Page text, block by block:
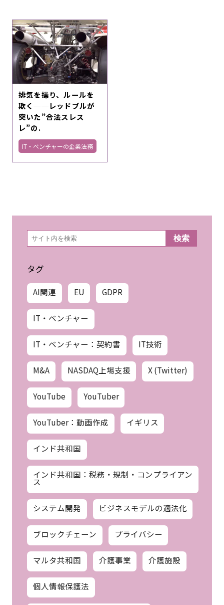
排気を操り、ルールを
欺く──レッドブルが
突いた”合法スレス
レ”の.
IT・ベンチャーの企業法務
検
索 検索
タグ
AI関連 EU GDPR
IT・ベンチャー
IT・ベンチャー：契約書 IT技術
M&A NASDAQ上場支援 X (Twitter)
YouTube YouTuber
YouTuber：動画作成 イギリス
インド共和国
インド共和国：税務・規制・コンプライアン
ス
システム開発 ビジネスモデルの適法化
ブロックチェーン プライバシー
マルタ共和国 介護事業 介護施設
個人情報保護法